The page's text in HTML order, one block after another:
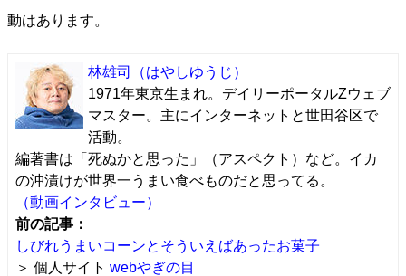
動はあります。
林雄司
（はやしゆうじ）
1971年東京生まれ。デイリーポータルZウェブ
マスター。主にインターネットと世田谷区で
活動。
編著書は「死ぬかと思った」（アスペクト）など。イカ
の沖漬けが世界一うまい食べものだと思ってる。
（動画インタビュー）
前の記事：
しびれうまいコーンとそういえばあったお菓子
＞ 個人サイト webやぎの目